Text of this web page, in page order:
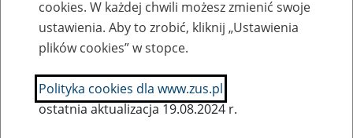
SZUKAJ
cookies. W każdej chwili możesz zmienić swoje
ustawienia. Aby to zrobić, kliknij „Ustawienia
plików cookies” w stopce.
Polityka cookies dla www.zus.pl
ostatnia aktualizacja 19.08.2024 r.